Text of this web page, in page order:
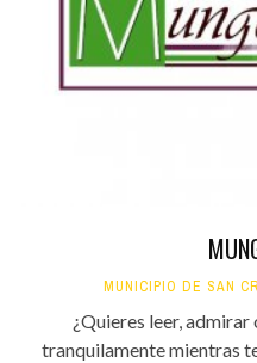
MUNICIPIO DE SAN
¿Quieres leer,
tranquilamente mientras